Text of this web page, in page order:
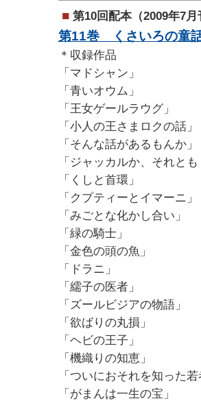
■ 第10回配本（2009年7月
第11巻 くさいろの童
＊収録作品
「マドシャン」
「青いオウム」
「王女ゲールラウグ」
「小人の王さまロクの話」
「そんな話があるもんか」
「ジャッカルか、それと
「くしと首環」
「クプティーとイマーニ」
「みごとな化かし合い」
「緑の騎士」
「金色の頭の魚」
「ドラニ」
「繻子の医者」
「ズールビジアの物語」
「欲ばりの丸損」
「ヘビの王子」
「機織りの知恵」
「ついにおそれを知った
「がまんは一生の宝」